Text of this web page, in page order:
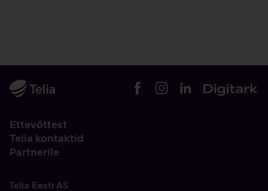
Ettevõttest
Telia kontaktid
Partnerile
Telia Eesti AS